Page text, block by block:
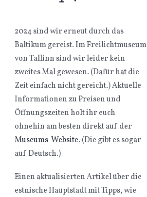
2024 sind wir erneut durch das
Baltikum gereist. Im Freilichtmuseum
von Tallinn sind wir leider kein
zweites Mal gewesen. (Dafür hat die
Zeit einfach nicht gereicht.) Aktuelle
Informationen zu Preisen und
Öffnungszeiten holt ihr euch
ohnehin am besten direkt auf der
Museums-Website. (Die gibt es sogar
auf Deutsch.)
Einen aktualisierten Artikel über die
estnische Hauptstadt mit Tipps, wie